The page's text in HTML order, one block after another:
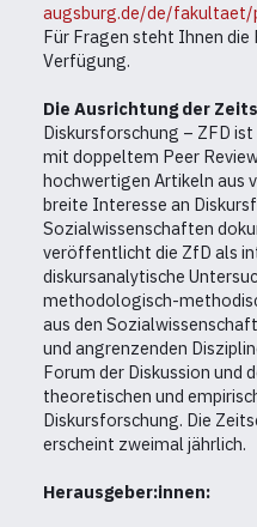
augsburg.de/de/
Für Fragen steht Ihnen die
Verfügung.
Die Ausrichtung der
Diskursforschung – ZFD
mit doppeltem Peer
hochwertigen Artikeln aus
breite Interesse an
Sozialwissenschaften
veröffentlicht die ZfD als
diskursanalytische
methodologisch-
aus den
und angrenzenden
Forum der Diskussion und
theoretischen und
Diskursforschung. Die
erscheint zweimal jährlich.
Herausgeber:innen: